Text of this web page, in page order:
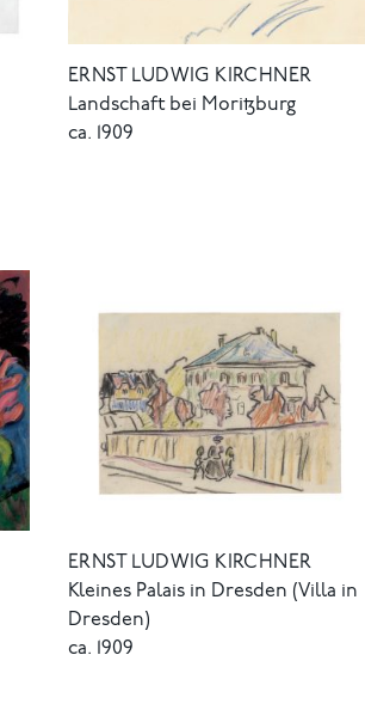
ERNST LUDWIG KIRCHNER
Landschaft bei Moritzburg
ca. 1909
ERNST LUDWIG KIRCHNER
Kleines Palais in Dresden (Villa in
Dresden)
ca. 1909